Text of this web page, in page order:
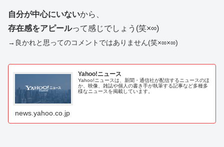
自分が中心にいないから、
存在感をアピールって感じでしょう(笑×∞)
→良かれと思ってのコメントではありません(笑×∞×∞)
Yahoo!ニュース
Yahoo!ニュースは、新聞・通信社が配信するニュースのほ
か、映像、雑誌や個人の書き手が執筆する記事など多種多
様なニュースを掲載しています。
news.yahoo.co.jp